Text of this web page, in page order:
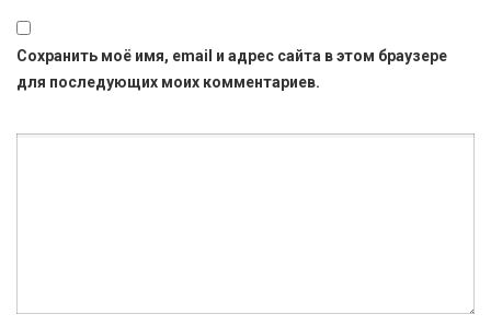
Сохранить моё имя, email и адрес сайта в этом браузере
для последующих моих комментариев.